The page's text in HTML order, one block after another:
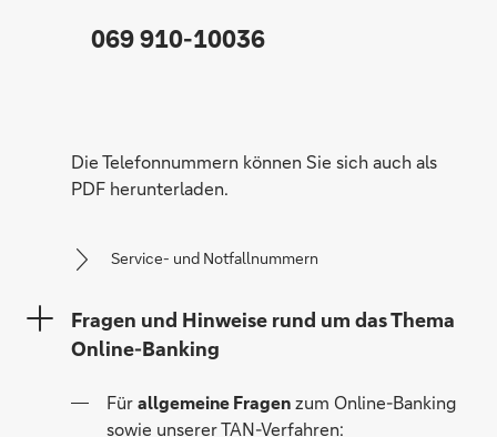
069 910-10036
Die Telefonnummern können Sie sich auch als
PDF herunterladen.
Service- und Notfallnummern
Fragen und Hinweise rund um das Thema
Online-Banking
Fürallgemeine Fragenzum Online-Banking
sowie unserer TAN-Verfahren: